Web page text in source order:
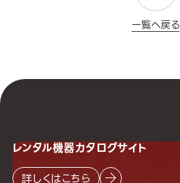
一覧へ戻る
レンタル機器カタログサイト
詳しくはこちら